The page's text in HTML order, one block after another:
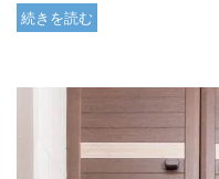
続きを読む